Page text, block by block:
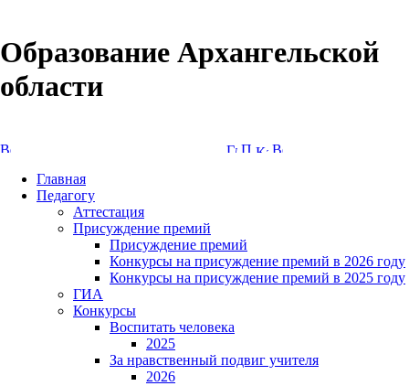
Образование Архангельской
области
Главная
Педагогу
Аттестация
Присуждение премий
Присуждение премий
Конкурсы на присуждение премий в 2026 году
Конкурсы на присуждение премий в 2025 году
ГИА
Конкурсы
Воспитать человека
2025
За нравственный подвиг учителя
2026